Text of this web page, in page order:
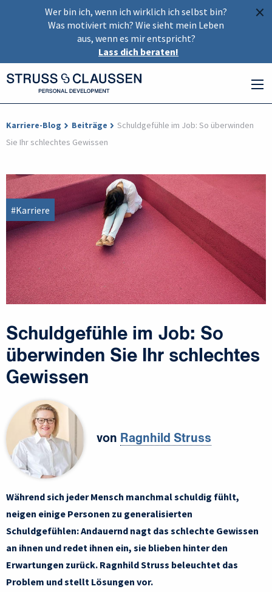
×
Wer bin ich, wenn ich wirklich ich selbst bin?
Was motiviert mich? Wie sieht mein Leben
aus, wenn es mir entspricht?
Lass dich beraten!
Karriere-Blog Beiträge
Schuldgefühle im Job: So überwinden
Sie Ihr schlechtes Gewissen
#Karriere
Schuldgefühle im Job: So
überwinden Sie Ihr schlechtes
Gewissen
von Ragnhild Struss
Während sich jeder Mensch manchmal schuldig fühlt,
neigen einige Personen zu generalisierten
Schuldgefühlen: Andauernd nagt das schlechte Gewissen
an ihnen und redet ihnen ein, sie blieben hinter den
Erwartungen zurück. Ragnhild Struss beleuchtet das
Problem und stellt Lösungen vor.